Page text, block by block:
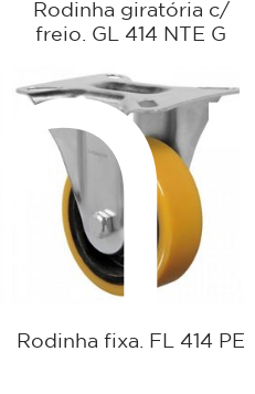
Rodinha giratória c/
freio. GL 414 NTE G
Rodinha fixa. FL 414 PE